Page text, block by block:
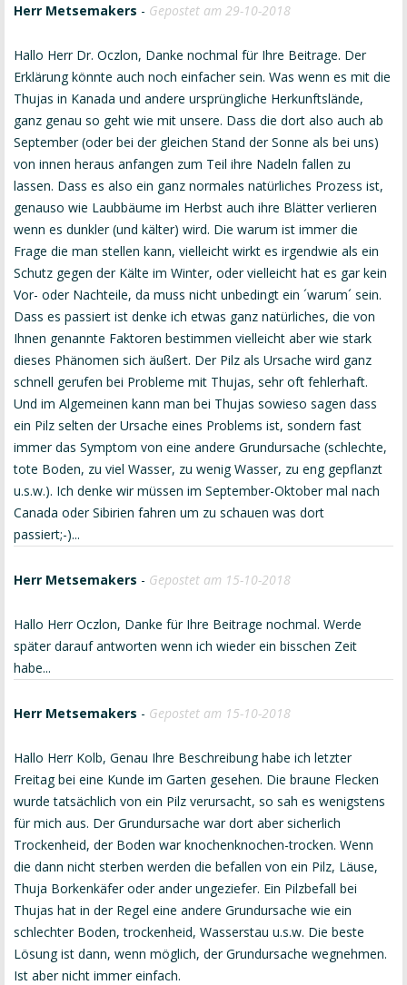
Herr Metsemakers - Gepostet am 29-10-2018
Hallo Herr Dr. Oczlon, Danke nochmal für Ihre Beitrage. Der
Erklärung könnte auch noch einfacher sein. Was wenn es mit die
Thujas in Kanada und andere ursprüngliche Herkunftslände,
ganz genau so geht wie mit unsere. Dass die dort also auch ab
September (oder bei der gleichen Stand der Sonne als bei uns)
von innen heraus anfangen zum Teil ihre Nadeln fallen zu
lassen. Dass es also ein ganz normales natürliches Prozess ist,
genauso wie Laubbäume im Herbst auch ihre Blätter verlieren
wenn es dunkler (und kälter) wird. Die warum ist immer die
Frage die man stellen kann, vielleicht wirkt es irgendwie als ein
Schutz gegen der Kälte im Winter, oder vielleicht hat es gar kein
Vor- oder Nachteile, da muss nicht unbedingt ein ´warum´ sein.
Dass es passiert ist denke ich etwas ganz natürliches, die von
Ihnen genannte Faktoren bestimmen vielleicht aber wie stark
dieses Phänomen sich äußert. Der Pilz als Ursache wird ganz
schnell gerufen bei Probleme mit Thujas, sehr oft fehlerhaft.
Und im Algemeinen kann man bei Thujas sowieso sagen dass
ein Pilz selten der Ursache eines Problems ist, sondern fast
immer das Symptom von eine andere Grundursache (schlechte,
tote Boden, zu viel Wasser, zu wenig Wasser, zu eng gepflanzt
u.s.w.). Ich denke wir müssen im September-Oktober mal nach
Canada oder Sibirien fahren um zu schauen was dort
passiert;-)...
Herr Metsemakers - Gepostet am 15-10-2018
Hallo Herr Oczlon, Danke für Ihre Beitrage nochmal. Werde
später darauf antworten wenn ich wieder ein bisschen Zeit
habe...
Herr Metsemakers - Gepostet am 15-10-2018
Hallo Herr Kolb, Genau Ihre Beschreibung habe ich letzter
Freitag bei eine Kunde im Garten gesehen. Die braune Flecken
wurde tatsächlich von ein Pilz verursacht, so sah es wenigstens
für mich aus. Der Grundursache war dort aber sicherlich
Trockenheid, der Boden war knochenknochen-trocken. Wenn
die dann nicht sterben werden die befallen von ein Pilz, Läuse,
Thuja Borkenkäfer oder ander ungeziefer. Ein Pilzbefall bei
Thujas hat in der Regel eine andere Grundursache wie ein
schlechter Boden, trockenheid, Wasserstau u.s.w. Die beste
Lösung ist dann, wenn möglich, der Grundursache wegnehmen.
Ist aber nicht immer einfach.